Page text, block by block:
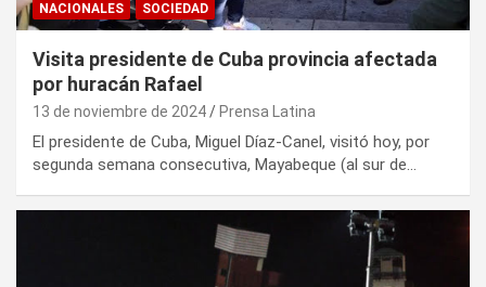
NACIONALES SOCIEDAD
Visita presidente de Cuba provincia afectada
por huracán Rafael
13 de noviembre de 2024 Prensa Latina
El presidente de Cuba, Miguel Díaz-Canel, visitó hoy, por
segunda semana consecutiva, Mayabeque (al sur de…